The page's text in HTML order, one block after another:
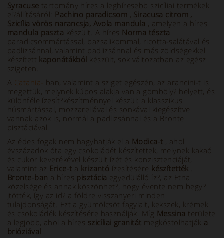
Syracuse tartomány híres a leghíresebb szicíliai termékek
el?állításáról: Pachino paradicsom , Siracusa citrom ,
Szicília vörös narancsja, Avola mandula , amelyen a híres
mandula paszta készült. A híres Norma tészta
paradicsommártással, bazsalikommal, ricotta-salátával és
padlizsánnal, valamint padlizsánnal és más zöldségekkel
készített kaponátákból készült, sok változatban az egész
szigeten.
A Catania- ban, valamint a sziget egészén, az arancini-t is
megettük, melynek kúpos alakja van a gömböly? helyett, és
különféle ízesít?készítménnyel készül: a klasszikus
húsmártással, mozzarellával és sonkával kiegészítve
vannak azok is, normál a padlizsánnal és a Bronte
pisztáciával.
Az édes fogak nem hagyhatják el a Modica-t , ahol
évszázadok óta egy csokoládét készítettek, melynek kakaó
és cukor keverékével készült ízét és konzisztenciáját,
valamint az Erice-t a krizantó ízesítésére készítették.
Bronte-ban a híres pisztácia egyedülálló íz?, az Etna
közelsége és annak köszönhet?, hogy évente nem begy?
jtötték, így az id? a földre visszanyeri minden
tulajdonságát. Ezt a gyümölcsöt fagylalt, kekszek, krémek
és csokoládék készítésére használják. Míg Messina területe
a legjobb, ahol a híres szicíliai granitát megkóstolhatják a
brióziával .